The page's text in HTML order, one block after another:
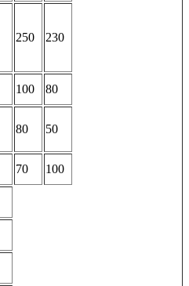
250 230
100
80
80 50
70
100